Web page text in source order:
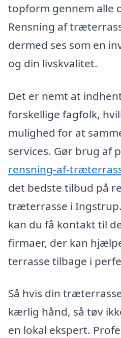
topform gennem alle
Rensning af
dermed ses som en
og din livskvalitet.
Det er nemt at
forskellige fagfolk,
mulighed for at
services. Gør brug af
rensning-af-
det bedste tilbud på
træterrasse i
kan du få kontakt til
firmaer, der kan
terrasse tilbage i
Så hvis din
kærlig hånd, så tøv
en lokal ekspert.